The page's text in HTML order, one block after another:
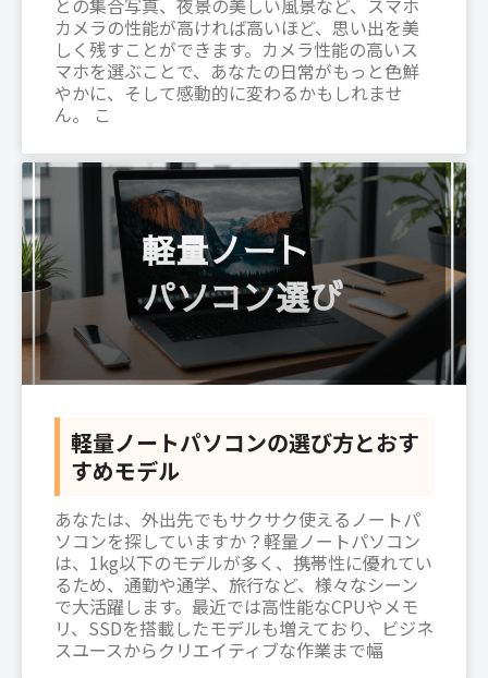
との集合写真、夜景の美しい風景など、スマホ
カメラの性能が高ければ高いほど、思い出を美
しく残すことができます。カメラ性能の高いス
マホを選ぶことで、あなたの日常がもっと色鮮
やかに、そして感動的に変わるかもしれませ
ん。 こ
軽量ノートパソコンの選び方とおす
すめモデル
あなたは、外出先でもサクサク使えるノートパ
ソコンを探していますか？軽量ノートパソコン
は、1kg以下のモデルが多く、携帯性に優れてい
るため、通勤や通学、旅行など、様々なシーン
で大活躍します。最近では高性能なCPUやメモ
リ、SSDを搭載したモデルも増えており、ビジネ
スユースからクリエイティブな作業まで幅